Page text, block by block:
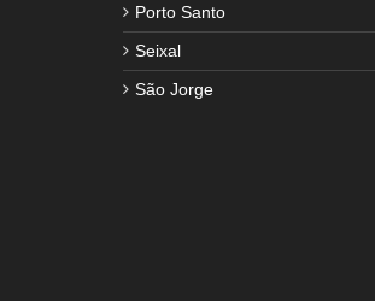
Porto Santo
Seixal
São Jorge